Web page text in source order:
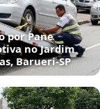
por Pane
no Jardim
Barueri‑SP